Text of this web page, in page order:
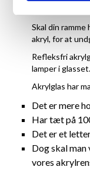
Skal din
akryl, for at
Refleksfri
lamper i glasset.
Akrylglas har
Det er mere
Har tæt på
Det er et
Dog skal
vores